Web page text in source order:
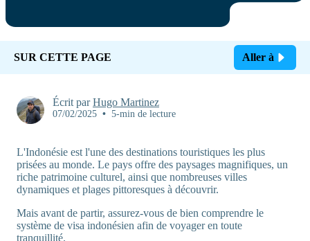
SUR CETTE PAGE Aller à
Écrit parHugo Martinez
07/02/2025 • 5-min de lecture
L'Indonésie est l'une des destinations touristiques les plus
prisées au monde. Le pays offre des paysages magnifiques, un
riche patrimoine culturel, ainsi que nombreuses villes
dynamiques et plages pittoresques à découvrir.
Mais avant de partir, assurez-vous de bien comprendre le
système de visa indonésien afin de voyager en toute
tranquillité.